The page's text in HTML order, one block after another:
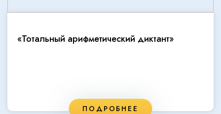
«Тотальный арифметический диктант»
ПОДРОБНЕЕ